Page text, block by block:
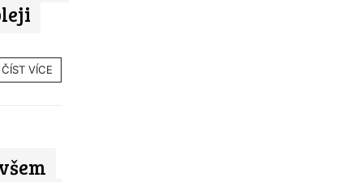
ČÍST VÍCE